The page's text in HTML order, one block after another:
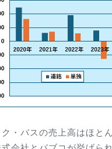
・バスの売上高はほと